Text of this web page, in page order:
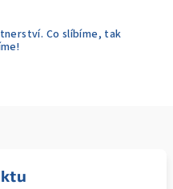
Co slíbíme, tak